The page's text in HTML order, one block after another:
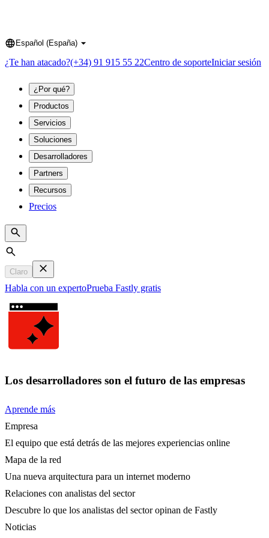
Language
Español (España)
¿Te han atacado?(+34) 91 915 55 22Centro de soporteIniciar sesión
¿Por qué?
Productos
Servicios
Soluciones
Desarrolladores
Partners
Recursos
Precios
Search
Claro
Habla con un expertoPrueba Fastly gratis
Los desarrolladores son el futuro de las empresas
Aprende más
Empresa
El equipo que está detrás de las mejores experiencias online
Mapa de la red
Una nueva arquitectura para un internet moderno
Relaciones con analistas del sector
Descubre lo que los analistas del sector opinan de Fastly
Noticias